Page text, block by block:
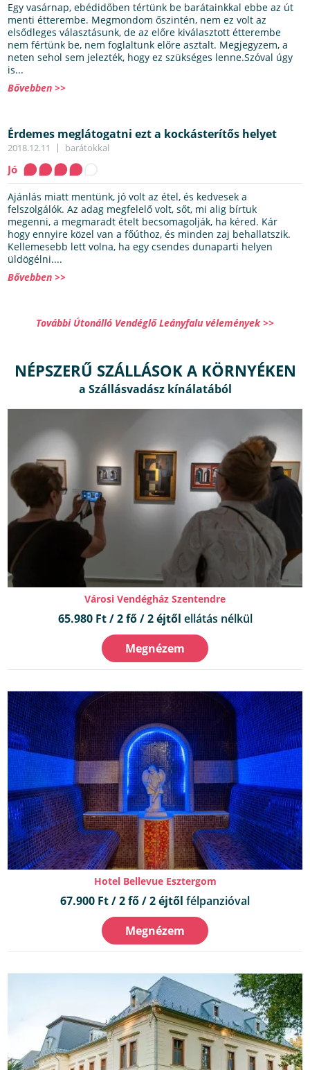
Egy vasárnap, ebédidőben tértünk be barátainkkal ebbe az út
menti étterembe. Megmondom őszintén, nem ez volt az
elsődleges választásunk, de az előre kiválasztott étterembe
nem fértünk be, nem foglaltunk előre asztalt. Megjegyzem, a
neten sehol sem jelezték, hogy ez szükséges lenne.Szóval úgy
is...
Bővebben >>
Érdemes meglátogatni ezt a kockásterítős helyet
2018.12.11 barátokkal
Jó
Ajánlás miatt mentünk, jó volt az étel, és kedvesek a
felszolgálók. Az adag megfelelő volt, sőt, mi alig bírtuk
megenni, a megmaradt ételt becsomagolják, ha kéred. Kár
hogy ennyire közel van a főúthoz, és minden zaj behallatszik.
Kellemesebb lett volna, ha egy csendes dunaparti helyen
üldögélni....
Bővebben >>
További Útonálló Vendéglő Leányfalu vélemények >>
NÉPSZERŰ SZÁLLÁSOK A KÖRNYÉKEN
Városi Vendégház Szentendre
65.980 Ft / 2 fő / 2 éjtől ellátás nélkül
Megnézem
Hotel Bellevue Esztergom
67.900 Ft / 2 fő / 2 éjtől félpanzióval
Megnézem